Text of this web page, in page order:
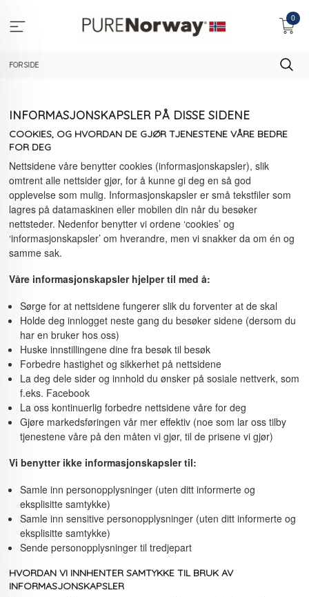
innholdet
0
FORSIDE
INFORMASJONSKAPSLER PÅ DISSE SIDENE
COOKIES, OG HVORDAN DE GJØR TJENESTENE VÅRE BEDRE
FOR DEG
Nettsidene våre benytter cookies (informasjonskapsler), slik
omtrent alle nettsider gjør, for å kunne gi deg en så god
opplevelse som mulig. Informasjonskapsler er små tekstfiler som
lagres på datamaskinen eller mobilen din når du besøker
nettsteder. Nedenfor benytter vi ordene ‘cookies’ og
‘informasjonskapsler’ om hverandre, men vi snakker da om én og
samme sak.
Våre informasjonskapsler hjelper til med å:
Sørge for at nettsidene fungerer slik du forventer at de skal
Holde deg innlogget neste gang du besøker sidene (dersom du
har en bruker hos oss)
Huske innstillingene dine fra besøk til besøk
Forbedre hastighet og sikkerhet på nettsidene
La deg dele sider og innhold du ønsker på sosiale nettverk, som
f.eks. Facebook
La oss kontinuerlig forbedre nettsidene våre for deg
Gjøre markedsføringen vår mer effektiv (noe som lar oss tilby
tjenestene våre på den måten vi gjør, til de prisene vi gjør)
Vi benytter ikke informasjonskapsler til:
Samle inn personopplysninger (uten ditt informerte og
eksplisitte samtykke)
Samle inn sensitive personopplysninger (uten ditt informerte og
eksplisitte samtykke)
Sende personopplysninger til tredjepart
HVORDAN VI INNHENTER SAMTYKKE TIL BRUK AV
INFORMASJONSKAPSLER